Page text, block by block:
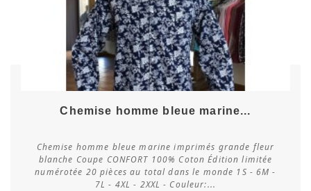
Vérifier la disponibilité
Chemise homme bleue marine...
Chemise homme bleue marine imprimés grande fleur
blanche Coupe CONFORT 100% Coton Édition limitée
numérotée 20 pièces au total dans le monde 1S - 6M -
7L - 4XL - 2XXL - Couleur:...